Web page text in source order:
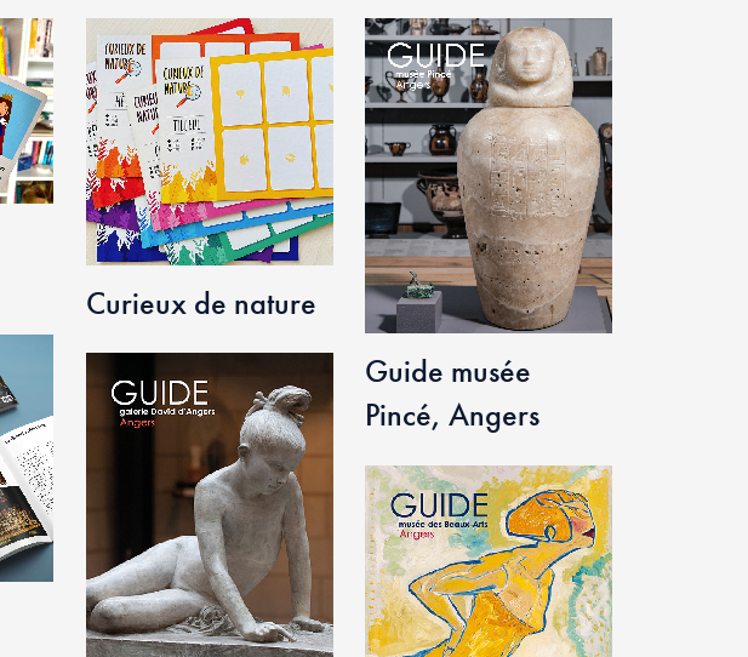
Curieux de nature
Guide musée
Pincé, Angers